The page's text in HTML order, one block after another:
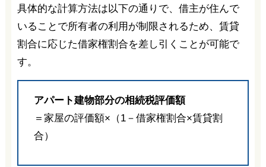
具体的な計算方法は以下の通りで、借主が住んで
いることで所有者の利用が制限されるため、賃貸
割合に応じた借家権割合を差し引くことが可能で
す。
アパート建物部分の相続税評価額
＝家屋の評価額×（1－借家権割合×賃貸割
合）